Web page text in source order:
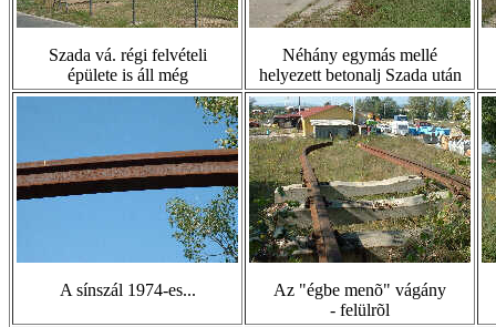
Szada vá. régi felvételi
épülete is áll még
Néhány egymás mellé
helyezett betonalj Szada után
A sínszál 1974-es...
Az "égbe menõ" vágány
- felülrõl